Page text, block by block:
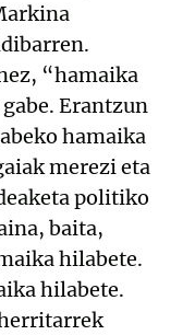
“hamaika
Erantzun
hamaika
merezi eta
politiko
baita,
hilabete.
hilabete.